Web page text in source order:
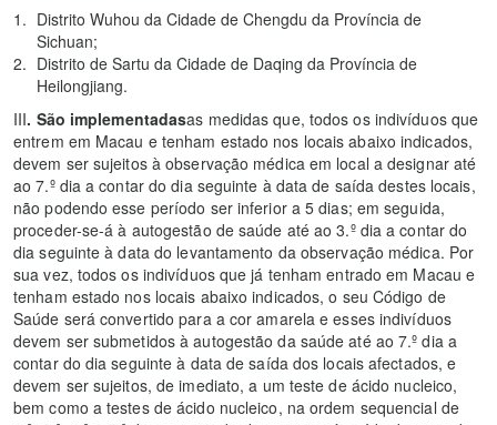
Distrito Wuhou da Cidade de Chengdu da Província de
Sichuan;
Distrito de Sartu da Cidade de Daqing da Província de
Heilongjiang.
III. São implementadasas medidas que, todos os indivíduos que
entrem em Macau e tenham estado nos locais abaixo indicados,
devem ser sujeitos à observação médica em local a designar até
ao 7.º dia a contar do dia seguinte à data de saída destes locais,
não podendo esse período ser inferior a 5 dias; em seguida,
proceder-se-á à autogestão de saúde até ao 3.º dia a contar do
dia seguinte à data do levantamento da observação médica. Por
sua vez, todos os indivíduos que já tenham entrado em Macau e
tenham estado nos locais abaixo indicados, o seu Código de
Saúde será convertido para a cor amarela e esses indivíduos
devem ser submetidos à autogestão da saúde até ao 7.º dia a
contar do dia seguinte à data de saída dos locais afectados, e
devem ser sujeitos, de imediato, a um teste de ácido nucleico,
bem como a testes de ácido nucleico, na ordem sequencial de